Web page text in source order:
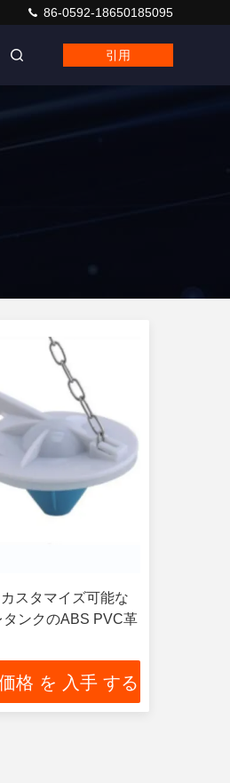
86-0592-18650185095
引用
スタマイズ可能な
ンクのABS PVC革
格 を 入手 する